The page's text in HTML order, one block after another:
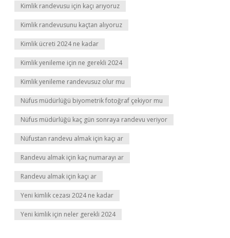
Kimlik randevusu için kaçı arıyoruz
Kimlik randevusunu kaçtan alıyoruz
Kimlik ücreti 2024 ne kadar
Kimlik yenileme için ne gerekli 2024
Kimlik yenileme randevusuz olur mu
Nüfus müdürlüğü biyometrik fotoğraf çekiyor mu
Nüfus müdürlüğü kaç gün sonraya randevu veriyor
Nüfustan randevu almak için kaçı ar
Randevu almak için kaç numarayı ar
Randevu almak için kaçı ar
Yeni kimlik cezası 2024 ne kadar
Yeni kimlik için neler gerekli 2024